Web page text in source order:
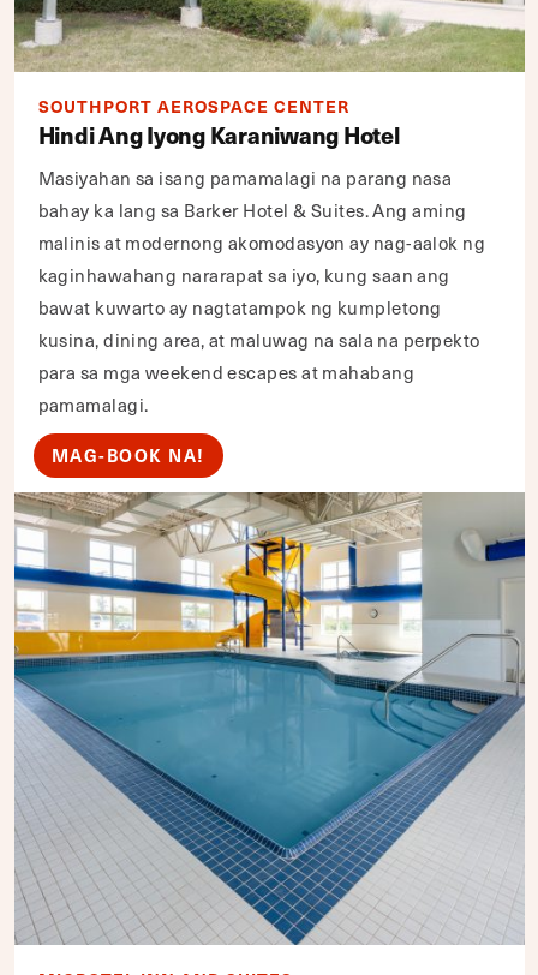
SOUTHPORT AEROSPACE CENTER
Hindi Ang Iyong Karaniwang Hotel
Masiyahan sa isang pamamalagi na parang nasa
bahay ka lang sa Barker Hotel & Suites. Ang aming
malinis at modernong akomodasyon ay nag-aalok ng
kaginhawahang nararapat sa iyo, kung saan ang
bawat kuwarto ay nagtatampok ng kumpletong
kusina, dining area, at maluwag na sala na perpekto
para sa mga weekend escapes at mahabang
pamamalagi.
MAG-BOOK NA!